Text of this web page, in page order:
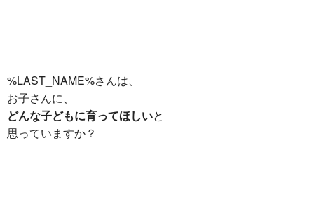
%LAST_NAME%さんは、
お子さんに、
どんな子どもに育ってほしいと
思っていますか？